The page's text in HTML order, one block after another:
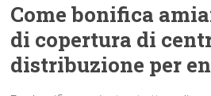
Come bonifica
di copertura di
distribuzione per